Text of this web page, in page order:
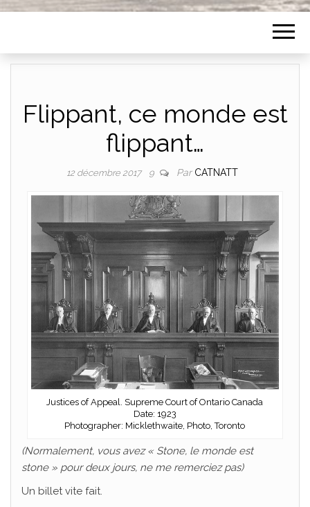
Flippant, ce monde est
flippant…
12 décembre 2017 9 Par CATNATT
Justices of Appeal. Supreme Court of Ontario Canada
Date: 1923
Photographer: Micklethwaite, Photo, Toronto
(Normalement, vous avez « Stone, le monde est
stone » pour deux jours, ne me remerciez pas)
Un billet vite fait.